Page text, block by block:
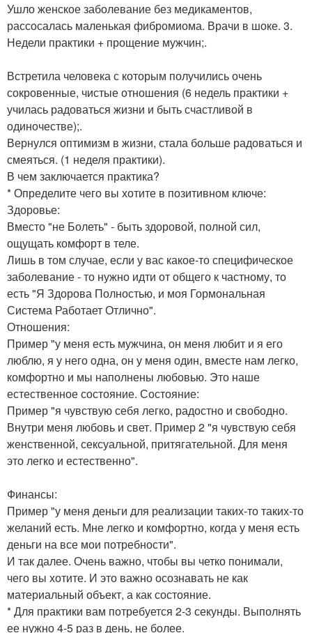
Ушло женское заболевание без медикаментов,
рассосалась маленькая фибромиома. Врачи в шоке. 3.
Недели практики + прощение мужчин;.
Встретила человека с которым получились очень
сокровенные, чистые отношения (6 недель практики +
училась радоваться жизни и быть счастливой в
одиночестве);.
Вернулся оптимизм в жизни, стала больше радоваться и
смеяться. (1 неделя практики).
В чем заключается практика?
* Определите чего вы хотите в позитивном ключе:
Здоровье:
Вместо "не Болеть" - быть здоровой, полной сил,
ощущать комфорт в теле.
Лишь в том случае, если у вас какое-то специфическое
заболевание - то нужно идти от общего к частному, то
есть "Я Здорова Полностью, и моя Гормональная
Система Работает Отлично".
Отношения:
Пример "у меня есть мужчина, он меня любит и я его
люблю, я у него одна, он у меня один, вместе нам легко,
комфортно и мы наполнены любовью. Это наше
естественное состояние. Состояние:
Пример "я чувствую себя легко, радостно и свободно.
Внутри меня любовь и свет. Пример 2 "я чувствую себя
женственной, сексуальной, притягательной. Для меня
это легко и естественно".
Финансы:
Пример "у меня деньги для реализации таких-то таких-то
желаний есть. Мне легко и комфортно, когда у меня есть
деньги на все мои потребности".
И так далее. Очень важно, чтобы вы четко понимали,
чего вы хотите. И это важно осознавать не как
материальный объект, а как состояние.
* Для практики вам потребуется 2-3 секунды. Выполнять
ее нужно 4-5 раз в день, не более.